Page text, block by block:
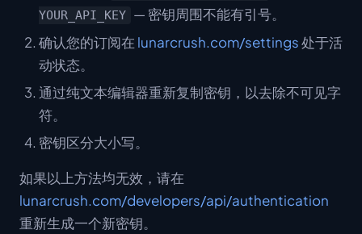
YOUR_API_KEY — 密钥周围不能有引号。
确认您的订阅在 lunarcrush.com/settings处于活
动状态。
通过纯文本编辑器重新复制密钥，以去除不可见字
符。
密钥区分大小写。
如果以上方法均无效，请在
lunarcrush.com/developers/api/authentication
重新生成一个新密钥。